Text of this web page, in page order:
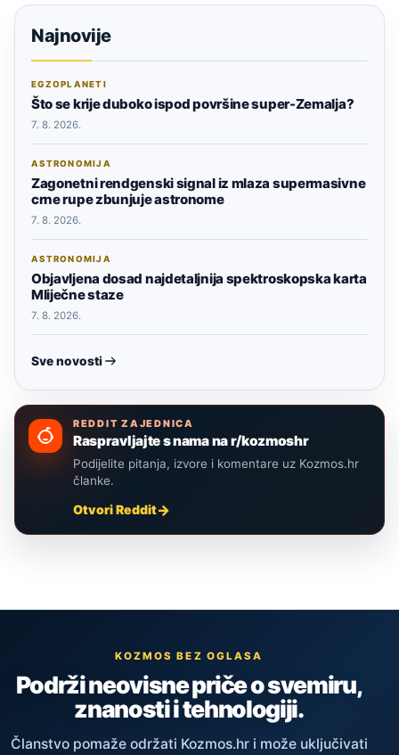
Najnovije
EGZOPLANETI
Što se krije duboko ispod površine super-Zemalja?
7. 8. 2026.
ASTRONOMIJA
Zagonetni rendgenski signal iz mlaza supermasivne
crne rupe zbunjuje astronome
7. 8. 2026.
ASTRONOMIJA
Objavljena dosad najdetaljnija spektroskopska karta
Mliječne staze
7. 8. 2026.
Sve novosti
REDDIT ZAJEDNICA
Raspravljajte s nama na r/kozmoshr
Podijelite pitanja, izvore i komentare uz Kozmos.hr
članke.
Otvori Reddit
KOZMOS BEZ OGLASA
Podrži neovisne priče o svemiru,
znanosti i tehnologiji.
Članstvo pomaže održati Kozmos.hr i može uključivati